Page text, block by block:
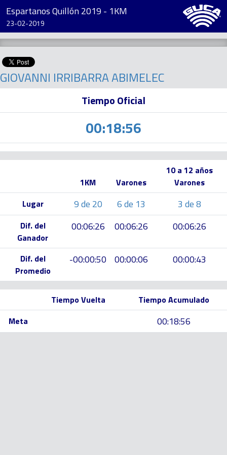
Espartanos Quillón 2019 - 1KM
23-02-2019
GIOVANNI IRRIBARRA ABIMELEC
Tiempo Oficial
00:18:56
1KM Varones
10 a 12 años
Varones
Lugar
9 de 20 6 de 13 3 de 8
Dif. del
Ganador
00:06:26 00:06:26 00:06:26
Dif. del
Promedio
-00:00:50 00:00:06 00:00:43
Tiempo Vuelta
Tiempo Acumulado
Meta
00:18:56